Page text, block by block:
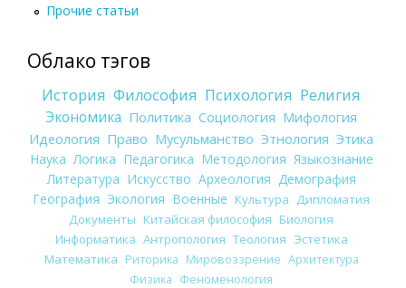
Прочие статьи
Облако тэгов
История Философия Психология Религия
Экономика Политика Социология Мифология
Идеология Право Мусульманство Этнология Этика
Наука Логика Педагогика Методология Языкознание
Литература Искусство Археология Демография
География Экология Военные Культура
Дипломатия
Документы Китайская философия Биология
Информатика Антропология Теология Эстетика
Математика Риторика Мировоззрение Архитектура
Физика Феноменология